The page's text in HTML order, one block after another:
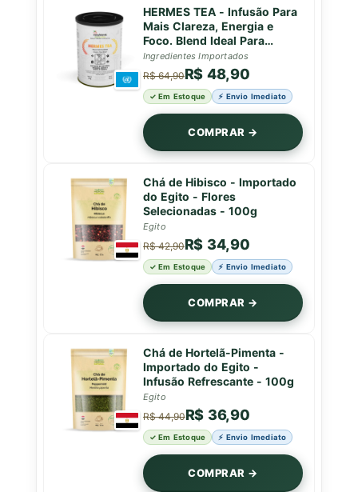
HERMES TEA - Infusão Para
Mais Clareza, Energia e
Foco. Blend Ideal Para
Começar o Dia ou Como
Pré-Treino - Lata - 50g
Ingredientes Importados
R$ 64,90R$ 48,90
✓ Em Estoque ⚡ Envio Imediato
COMPRAR →
Chá de Hibisco - Importado
do Egito - Flores
Selecionadas - 100g
Egito
R$ 42,90R$ 34,90
✓ Em Estoque ⚡ Envio Imediato
COMPRAR →
Chá de Hortelã-Pimenta -
Importado do Egito -
Infusão Refrescante - 100g
Egito
R$ 44,90R$ 36,90
✓ Em Estoque ⚡ Envio Imediato
COMPRAR →